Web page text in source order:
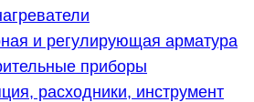
и регулирующая арматура
приборы
расходники, инструмент